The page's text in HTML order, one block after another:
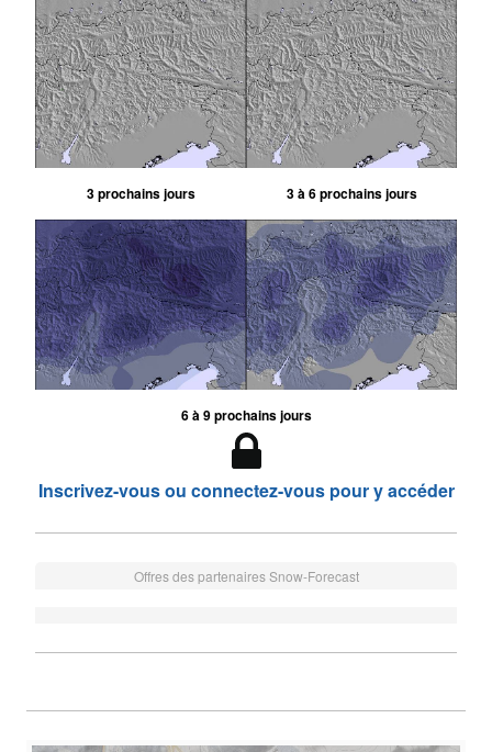
3 prochains jours 3 à 6 prochains jours
6 à 9 prochains jours
Inscrivez-vous ou connectez-vous pour y accéder
Offres des partenaires Snow-Forecast